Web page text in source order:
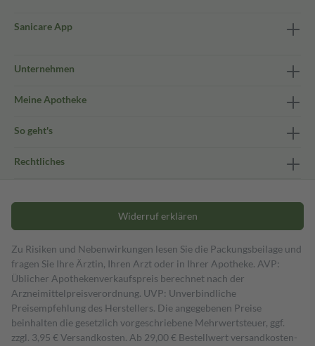
Sanicare App
Unternehmen
Meine Apotheke
So geht's
Rechtliches
Widerruf erklären
Zu Risiken und Nebenwirkungen lesen Sie die Packungsbeilage und
fragen Sie Ihre Ärztin, Ihren Arzt oder in Ihrer Apotheke. AVP:
Üblicher Apothekenverkaufspreis berechnet nach der
Arzneimittelpreisverordnung. UVP: Unverbindliche
Preisempfehlung des Herstellers. Die angegebenen Preise
beinhalten die gesetzlich vorgeschriebene Mehrwertsteuer, ggf.
zzgl. 3,95 € Versandkosten. Ab 29,00 € Bestell­wert versand­kosten­